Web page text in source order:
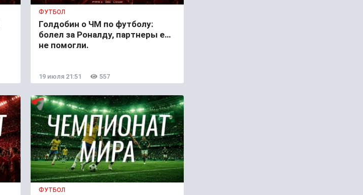
ФУТБОЛ
Голдобин о ЧМ по футболу:
болел за Роналду, партнеры ему
не помогли.
19 июля 21:51 557
ФУТБОЛ